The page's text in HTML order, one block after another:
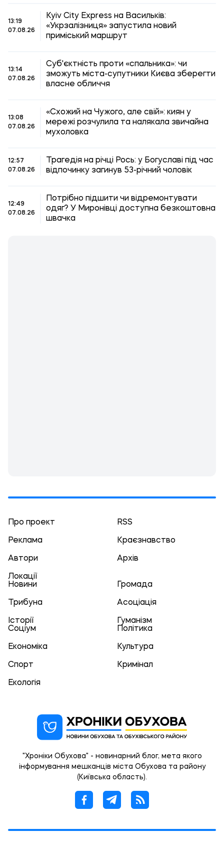
13:19
07.08.26
Kyiv City Express на Васильків:
«Укрзалізниця» запустила новий
приміський маршрут
13:14
07.08.26
Суб'єктність проти «спальника»: чи
зможуть міста-супутники Києва зберегти
власне обличчя
13:08
07.08.26
«Схожий на Чужого, але свій»: киян у
мережі розчулила та налякала звичайна
мухоловка
12:57
07.08.26
Трагедія на річці Рось: у Богуславі під час
відпочинку загинув 53-річний чоловік
12:49
07.08.26
Потрібно підшити чи відремонтувати
одяг? У Миронівці доступна безкоштовна
швачка
Про проект RSS
Реклама Краєзнавство
Автори Архів
Локації
Новини
Громада
Трибуна Асоціація
Історії
Гуманізм
Соціум
Політика
Економіка Культура
Спорт Кримінал
Екологія
"Хроніки Обухова" - новинарний блог, мета якого
інформування мешканців міста Обухова та району
(Київська область).